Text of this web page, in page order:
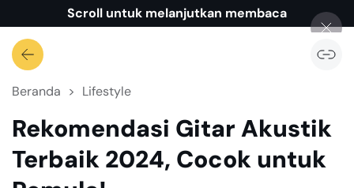
Scroll untuk melanjutkan membaca
Beranda Lifestyle
Rekomendasi Gitar Akustik
Terbaik 2024, Cocok untuk